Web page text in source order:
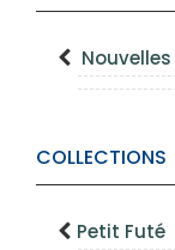
COLLECTIONS
Petit Futé